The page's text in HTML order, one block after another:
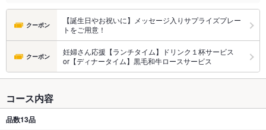
クーポン
【誕生日やお祝いに】メッセージ入りサプライズプレー
トをご用意！
クーポン
妊婦さん応援【ランチタイム】ドリンク１杯サービス
or【ディナータイム】黒毛和牛ロースサービス
コース内容
品数13品